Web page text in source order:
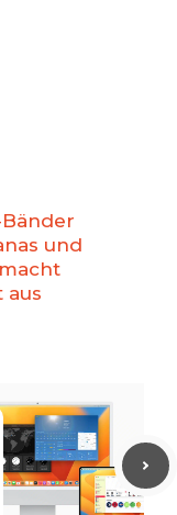
und
aus